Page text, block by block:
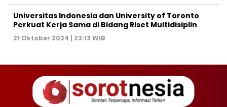
Universitas Indonesia dan University of Toronto
Perkuat Kerja Sama di Bidang Riset Multidisiplin
21 Oktober 2024 | 23:13 WIB